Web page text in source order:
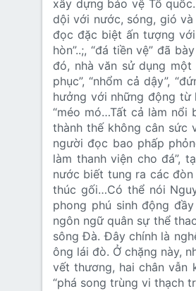
xây dựng bảo vệ Tổ
dội với nước, sóng, gió
đọc đặc biệt ấn tượng
hòn”..;, “đá tiền vệ” đã
đó, nhà văn sử dụng
phục”, “nhổm cả dậy”,
hưởng với những động từ
“méo mó…Tất cả làm nổi
thành thế không cân sức
người đọc bao phấp
làm thanh viện cho đá”,
nước biết tung ra các
thúc gối…Có thể nói
phong phú sinh động
ngôn ngữ quân sự thể
sông Đà. Đây chính là
ông lái đò. Ở chặng này,
vết thương, hai chân vẫn
“phá song trùng vi thạch